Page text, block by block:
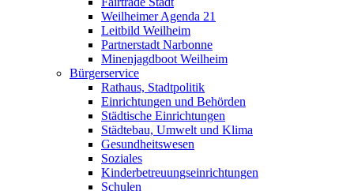
Weilheimer Agenda 21
Leitbild Weilheim
Partnerstadt Narbonne
Minenjagdboot Weilheim
Bürgerservice
Rathaus, Stadtpolitik
Einrichtungen und Behörden
Städtische Einrichtungen
Städtebau, Umwelt und Klima
Gesundheitswesen
Soziales
Kinderbetreuungseinrichtungen
Schulen